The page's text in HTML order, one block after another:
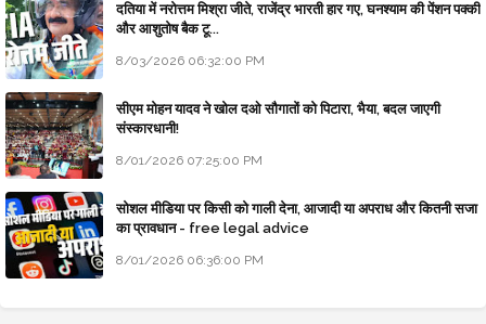
दतिया में नरोत्तम मिश्रा जीते, राजेंद्र भारती हार गए, घनश्याम की पेंशन पक्की
और आशुतोष बैक टू...
8/03/2026 06:32:00 PM
सीएम मोहन यादव ने खोल दओ सौगातों को पिटारा, भैया, बदल जाएगी
संस्कारधानी!
8/01/2026 07:25:00 PM
सोशल मीडिया पर किसी को गाली देना, आजादी या अपराध और कितनी सजा
का प्रावधान - free legal advice
8/01/2026 06:36:00 PM